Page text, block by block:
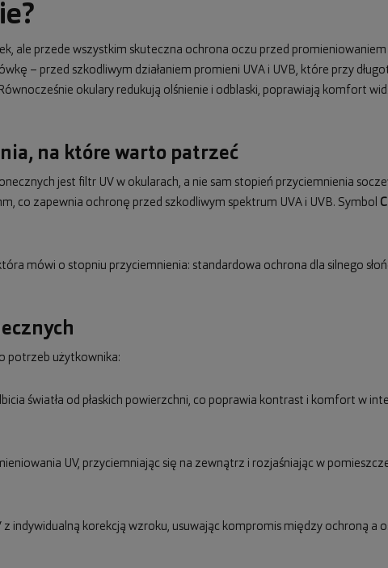
ale przede wszystkim skuteczna ochrona oczu przed promieniowaniem
– przed szkodliwym działaniem promieni UVA i UVB, które przy
okulary redukują olśnienie i odblaski, poprawiają komfort
na które warto patrzeć
jest filtr UV w okularach, a nie sam stopień przyciemnienia
co zapewnia ochronę przed szkodliwym spektrum UVA i UVB. Symbol
mówi o stopniu przyciemnienia: standardowa ochrona dla silnego
potrzeb użytkownika:
światła od płaskich powierzchni, co poprawia kontrast i komfort w
UV, przyciemniając się na zewnątrz i rozjaśniając w
z indywidualną korekcją wzroku, usuwając kompromis między ochroną a